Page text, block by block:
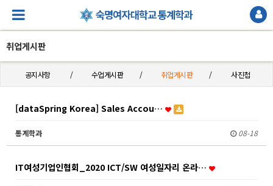
취업게시판
공지사항 수업게시판 취업게시판 사진첩
[dataSpring Korea] Sales Accou…
통계학과 08-18
IT여성기업인협회_2020 ICT/SW 여성일자리 온라…